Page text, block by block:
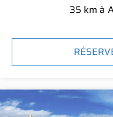
35 km à